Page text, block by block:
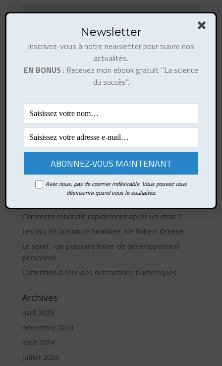
Ce site utilise Akismet pour réduire les indésirables.
Articles récents
Comment rebondir rapidement après un choc ?
Les lois de la nature humaine, de Robert Greene
Le sport : un puissant levier de développement
personnel
L’attention à l’ère des distractions numériques
Archives
avril 2025
novembre 2024
août 2024
juillet 2024
Newsletter
Inscrivez-vous à notre newsletter pour suivre nos
actualités.
EN BONUS : Recevez mon ebook gratuit "La science
du succès".
Avec nous, pas de courrier indésirable. Vous pouvez vous
désinscrire quand vous le souhaitez.